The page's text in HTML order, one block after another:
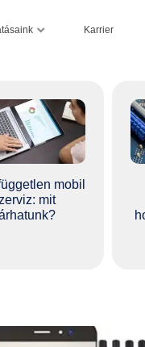
Karrier
mobil
mit